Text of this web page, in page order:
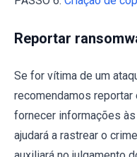
Reportar
Se for vítima de um
recomendamos
fornecer informações
ajudará a rastrear o